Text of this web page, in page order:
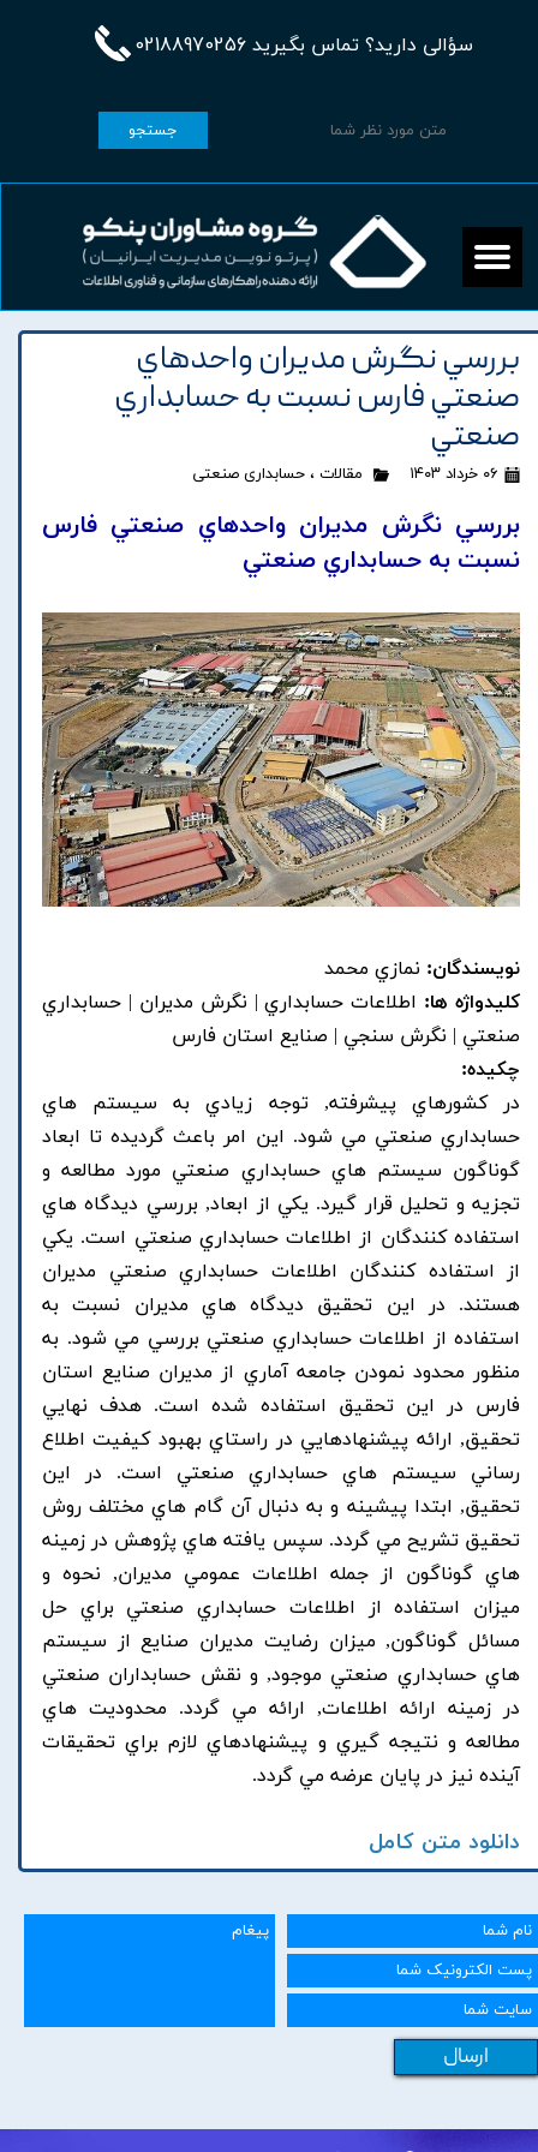
سؤالی دارید؟ تماس بگیرید 02188970256
جستجو
بررسي نگرش مديران واحدهاي
صنعتي فارس نسبت به حسابداري
صنعتي
۰۶ خرداد ۱۴۰۳ مقالات ، حسابداری صنعتی
بررسي نگرش مديران واحدهاي صنعتي فارس
نسبت به حسابداري صنعتي
نویسندگان: نمازي محمد
کلیدواژه ها: اطلاعات حسابداري | نگرش مديران | حسابداري
صنعتي | نگرش سنجي | صنايع استان فارس
چکیده:
در کشورهاي پيشرفته, توجه زيادي به سيستم هاي
حسابداري صنعتي مي شود. اين امر باعث گرديده تا ابعاد
گوناگون سيستم هاي حسابداري صنعتي مورد مطالعه و
تجزيه و تحليل قرار گيرد. يکي از ابعاد, بررسي ديدگاه هاي
استفاده کنندگان از اطلاعات حسابداري صنعتي است. يکي
از استفاده کنندگان اطلاعات حسابداري صنعتي مديران
هستند. در اين تحقيق ديدگاه هاي مديران نسبت به
استفاده از اطلاعات حسابداري صنعتي بررسي مي شود. به
منظور محدود نمودن جامعه آماري از مديران صنايع استان
فارس در اين تحقيق استفاده شده است. هدف نهايي
تحقيق, ارائه پيشنهادهايي در راستاي بهبود کيفيت اطلاع
رساني سيستم هاي حسابداري صنعتي است. در اين
تحقيق, ابتدا پيشينه و به دنبال آن گام هاي مختلف روش
تحقيق تشريح مي گردد. سپس يافته هاي پژوهش در زمينه
هاي گوناگون از جمله اطلاعات عمومي مديران, نحوه و
ميزان استفاده از اطلاعات حسابداري صنعتي براي حل
مسائل گوناگون, ميزان رضايت مديران صنايع از سيستم
هاي حسابداري صنعتي موجود, و نقش حسابداران صنعتي
در زمينه ارائه اطلاعات, ارائه مي گردد. محدوديت هاي
مطالعه و نتيجه گيري و پيشنهادهاي لازم براي تحقيقات
آينده نيز در پايان عرضه مي گردد.
دانلود متن کامل
ارسال